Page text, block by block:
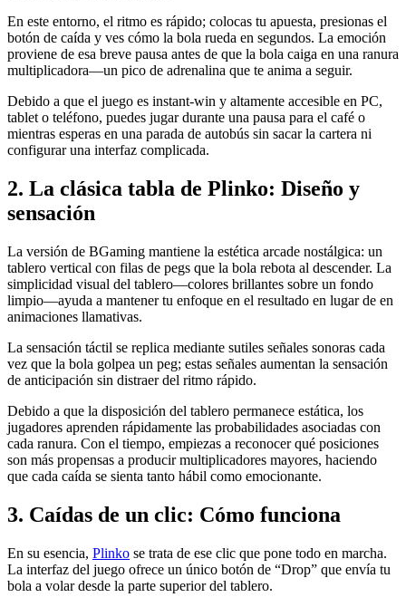
En este entorno, el ritmo es rápido; colocas tu apuesta, presionas el
botón de caída y ves cómo la bola rueda en segundos. La emoción
proviene de esa breve pausa antes de que la bola caiga en una ranura
multiplicadora—un pico de adrenalina que te anima a seguir.
Debido a que el juego es instant‑win y altamente accesible en PC,
tablet o teléfono, puedes jugar durante una pausa para el café o
mientras esperas en una parada de autobús sin sacar la cartera ni
configurar una interfaz complicada.
2. La clásica tabla de Plinko: Diseño y
sensación
La versión de BGaming mantiene la estética arcade nostálgica: un
tablero vertical con filas de pegs que la bola rebota al descender. La
simplicidad visual del tablero—colores brillantes sobre un fondo
limpio—ayuda a mantener tu enfoque en el resultado en lugar de en
animaciones llamativas.
La sensación táctil se replica mediante sutiles señales sonoras cada
vez que la bola golpea un peg; estas señales aumentan la sensación
de anticipación sin distraer del ritmo rápido.
Debido a que la disposición del tablero permanece estática, los
jugadores aprenden rápidamente las probabilidades asociadas con
cada ranura. Con el tiempo, empiezas a reconocer qué posiciones
son más propensas a producir multiplicadores mayores, haciendo
que cada caída se sienta tanto hábil como emocionante.
3. Caídas de un clic: Cómo funciona
En su esencia, Plinko se trata de ese clic que pone todo en marcha.
La interfaz del juego ofrece un único botón de “Drop” que envía tu
bola a volar desde la parte superior del tablero.